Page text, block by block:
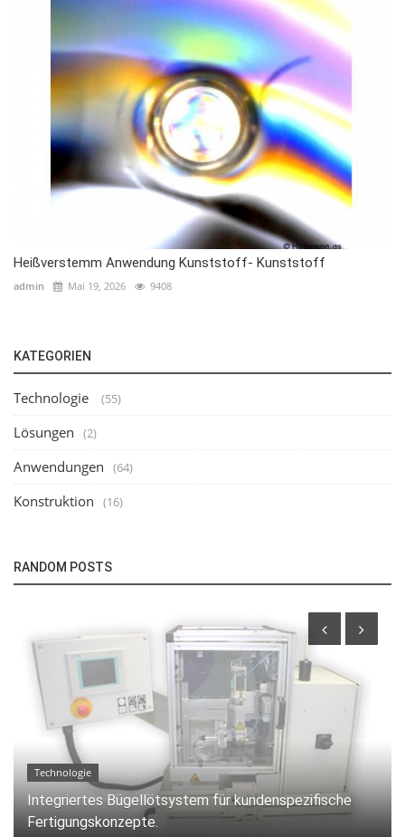
Heißverstemm Anwendung Kunststoff- Kunststoff
admin Mai 19, 2026 9408
KATEGORIEN
Technologie (55)
Lösungen (2)
Anwendungen (64)
Konstruktion (16)
RANDOM POSTS
Technologie
Integriertes Bügellötsystem für kundenspezifische
Fertigungskonzepte.